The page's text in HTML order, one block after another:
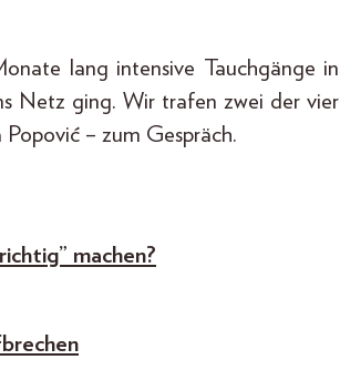
lang intensive Tauchgänge in
Netz ging. Wir trafen zwei der vier
– zum Gespräch.
machen?